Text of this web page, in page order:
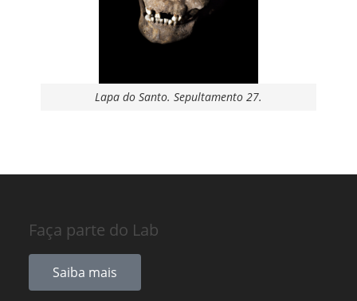
Lapa do Santo. Sepultamento 27.
Faça parte do Lab
Saiba mais